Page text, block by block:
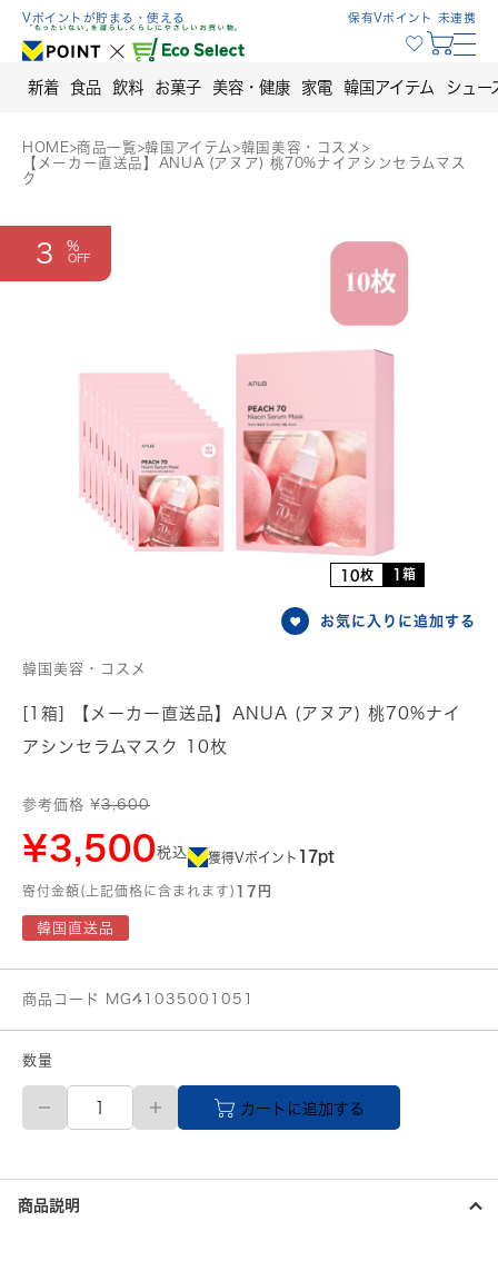
Skip
content
Vポイントが貯まる・使える 保有Vポイント 未連携
新着 食品 飲料 お菓子 美容・健康 家電 韓国アイテム シュー
HOME>商品一覧>韓国アイテム>韓国美容・コスメ >
【メーカー直送品】ANUA (アヌア) 桃70%ナイアシンセラムマス
ク
3
10枚 1箱
お気に入りに追加する
韓国美容・コスメ
[1箱] 【メーカー直送品】ANUA (アヌア) 桃70%ナイ
アシンセラムマスク 10枚
参考価格 ¥3,600
¥3,500税込 獲得Vポイント 17pt
寄付金額(上記価格に含まれます) 17円
韓国直送品
商品コード MG41035001051
数量
【メ
カ
直
送
品】
カートに追加する
商品説明